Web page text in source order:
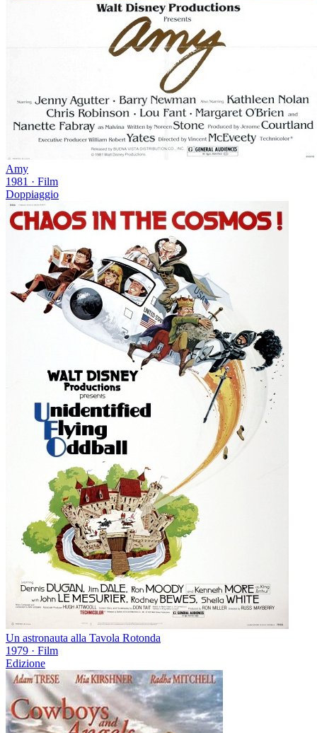
Amy
1981 · Film
Doppiaggio
Un astronauta alla Tavola Rotonda
1979 · Film
Edizione